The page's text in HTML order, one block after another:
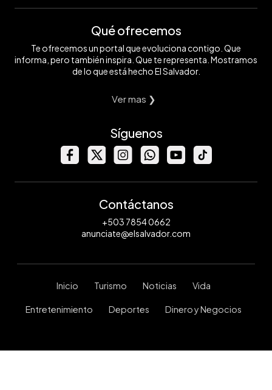
Qué ofrecemos
Te ofrecemos un portal que evoluciona contigo. Que
informa, pero también inspira. Que te representa. Mostramos
de lo que está hecho El Salvador.
Ver mas ❯
Síguenos
Contáctanos
+503 7854 0662
anunciate@elsalvador.com
Inicio Turismo Noticias Vida
Entretenimiento Deportes Dinero y Negocios